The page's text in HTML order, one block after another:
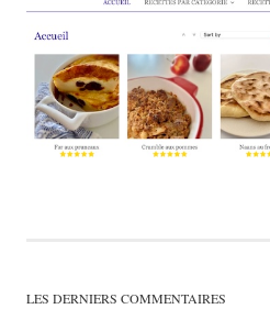
LES DERNIERS COMMENTAIRES